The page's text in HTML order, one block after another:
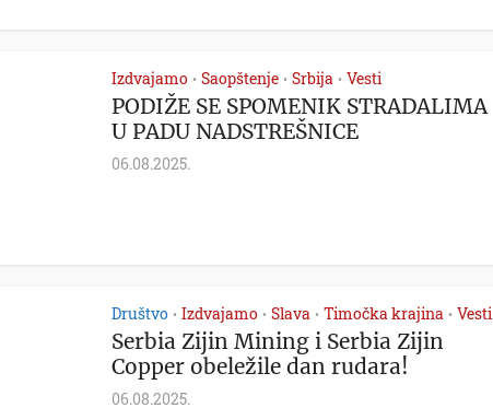
Izdvajamo • Saopštenje • Srbija • Vesti
PODIŽE SE SPOMENIK STRADALIMA
U PADU NADSTREŠNICE
06.08.2025.
Društvo • Izdvajamo • Slava • Timočka krajina • Vesti
Serbia Zijin Mining i Serbia Zijin
Copper obeležile dan rudara!
06.08.2025.